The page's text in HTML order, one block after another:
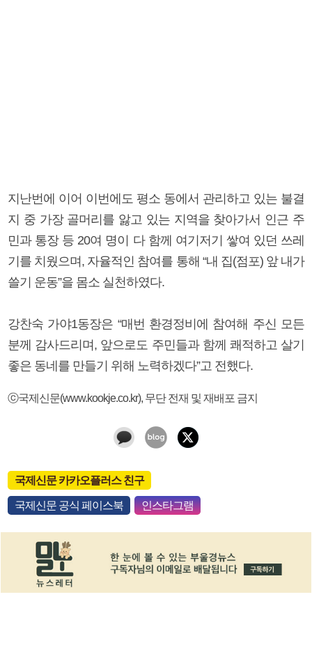
지난번에 이어 이번에도 평소 동에서 관리하고 있는 불결
지 중 가장 골머리를 앓고 있는 지역을 찾아가서 인근 주
민과 통장 등 20여 명이 다 함께 여기저기 쌓여 있던 쓰레
기를 치웠으며, 자율적인 참여를 통해 “내 집(점포) 앞 내가
쓸기 운동”을 몸소 실천하였다.
강찬숙 가야1동장은 “매번 환경정비에 참여해 주신 모든
분께 감사드리며, 앞으로도 주민들과 함께 쾌적하고 살기
좋은 동네를 만들기 위해 노력하겠다”고 전했다.
ⓒ국제신문(www.kookje.co.kr), 무단 전재 및 재배포 금지
국제신문 카카오플러스 친구
국제신문 공식 페이스북 인스타그램